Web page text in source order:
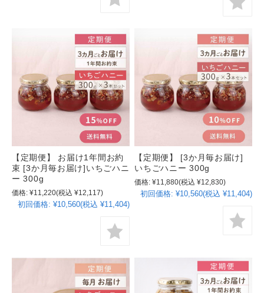
【定期便】 お届け1年間お約
束 [3か月毎お届け]いちごハニ
ー 300g
価格: ¥11,220(税込 ¥12,117)
初回価格: ¥10,560(税込 ¥11,404)
【定期便】 [3か月毎お届け]
いちごハニー 300g
価格: ¥11,880(税込 ¥12,830)
初回価格: ¥10,560(税込 ¥11,404)